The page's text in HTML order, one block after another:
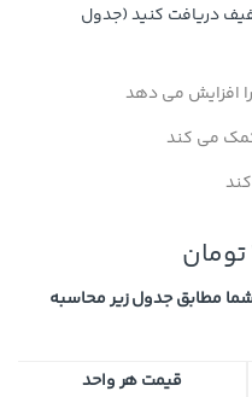
دریافت کنید (جدول
افزایش می دهد
کمک می کند
تومان
مطابق جدول زیر محاسبه
قیمت هر واحد